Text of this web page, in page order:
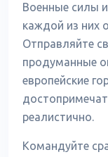
Военные силы
каждой из них
Отправляйте
продуманные
европейские
реалистично.
Командуйте